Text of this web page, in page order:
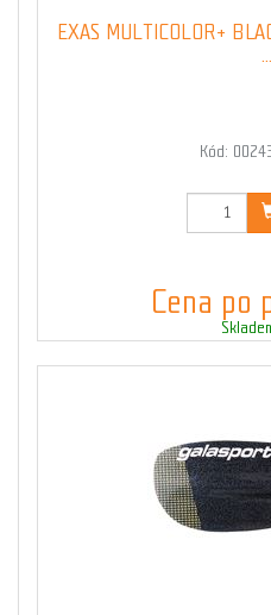
EXAS MULTICOLOR+
Kód:
Cena po